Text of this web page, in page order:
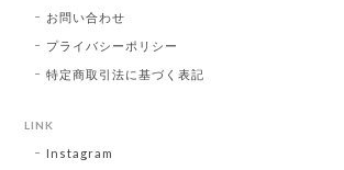
お問い合わせ
プライバシーポリシー
特定商取引法に基づく表記
LINK
Instagram